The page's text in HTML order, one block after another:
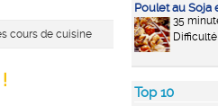
Poulet au Soja
35
Difficulté
Top 10
cours de cuisine